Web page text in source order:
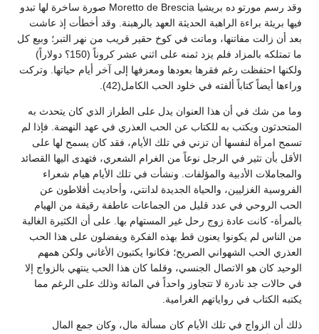
وقد رسم مورتو ده بريشيا Moretto de Brescia صورة ساخرة لها تبدو
فيها بريئة براءة الراهبة الحديثة العهد بالرهبنة. وقد أخطأت إذ عاشت
بعد أن زالت مفاتنها، وماتت في كوخ حقير قريب من نهر التبر؛ وبيع كل
ما تمتلكه بالمزاد فلم يزد ثمنه على اثني عشر كروناً (150؟ دولاراً)
ولكنها احتفظت رغم فقرها بعودها ومعزفها إلى آخر أيام حياتها. وتركت
وراءها أيضاً كتاباً ألفته في خلود الحب الكامل(42).
وما من شك في أن هذا العنوان يدل على الطراز الذي كان يتحدث به
المتحدثون ويكتب به للكتاب عن الحب العذري في عهد النهضة. فإذا لم
تسمح امرأة لنفسها أن تزني في تلك الأيام، فقد كان يسمح لها على
الأقل بأن تثير في الرجل نوعاً من الغرام الشعري، فتهدى اليها القصائد
والمجاملات الأدبية والمؤلفات. ونشأت في تلك الأيام هيام شعراء
الفروسية الغزليين، والحياة الجديدة لدانتي، وأحاديث أفلاطون عن
الحب الروحي في عدد قليل من الجماعات عاطفة رقيقة من الهيام
بالمرأة- كانت عادة زوج رحل غير المستهام بها. على أن الكثيرة الغالبة
من الناس لم يكونوا يعنون قط بهذه الفكرة ويفضلون على هذا الحب
العذري الحب الشهواني الصريح؛ فكانوا يكتبون الأغاني ولكن همهم
الوحيد كان هو الاتصال الجنسي، وقلما كان هذا الحب ينتهي بالزواج إلا
في حالات جد نادرة لا تتجاوز واحداً في المائة وذلك على الرغم مما
يكتبه الكتاب في رواياتهم الغرامية.
ذلك أن الزواج في تلك الأيام كان مسألة مال، وكان جمع المال